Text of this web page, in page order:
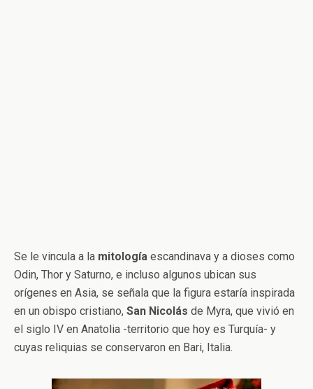
Se le vincula a la mitología escandinava y a dioses como
Odin, Thor y Saturno, e incluso algunos ubican sus
orígenes en Asia, se señala que la figura estaría inspirada
en un obispo cristiano, San Nicolás de Myra, que vivió en
el siglo IV en Anatolia -territorio que hoy es Turquía- y
cuyas reliquias se conservaron en Bari, Italia.